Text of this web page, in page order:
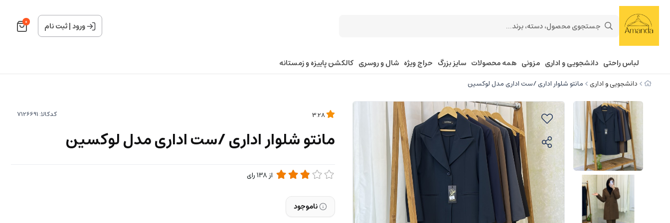
ورود|ثبت نام 0
لباس راحتی دانشجویی و اداری مزونی همه محصولات سایز بزرگ حراج ویژه شال و روسری کالکشن پاییزه و زمستانه
دانشجویی و اداری مانتو شلوار اداری /ست اداری مدل لوکسین
کدکالا:
مانتو شلوار اداری /ست اداری مدل لوکسین
از138رای
ناموجود